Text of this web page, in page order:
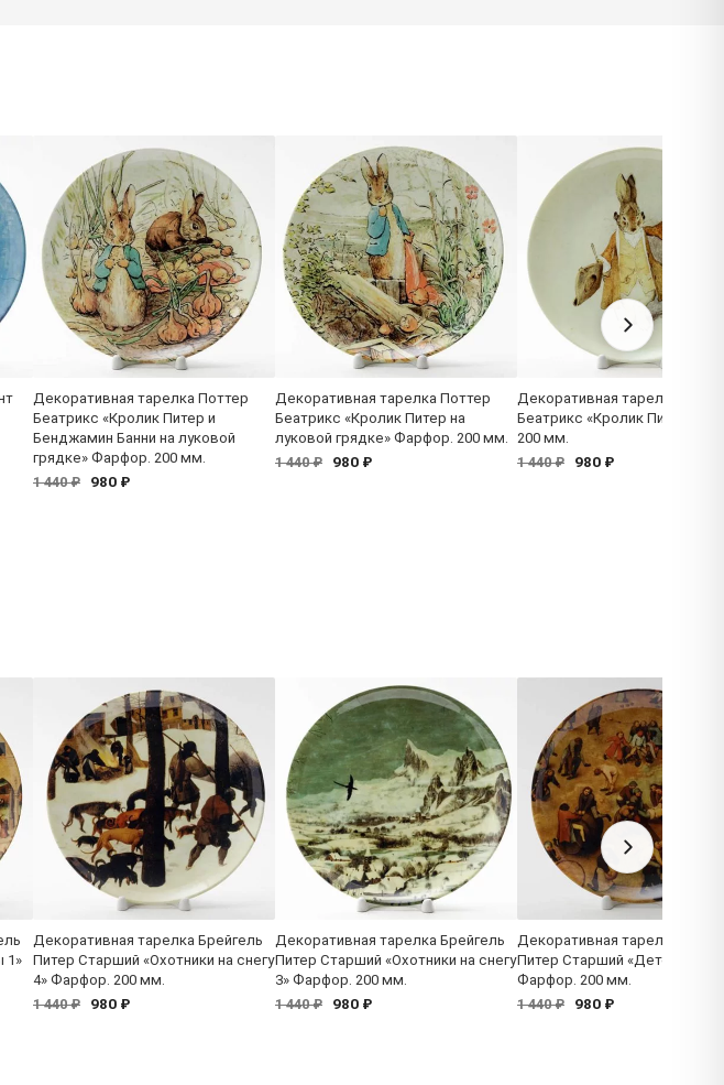
Декоративная тарелка Поттер
Беатрикс «Кролик Питер и
Бенджамин Банни на луковой
грядке» Фарфор. 200 мм.
1 440 ₽
980 ₽
Декоративная тарелка Поттер
Беатрикс «Кролик Питер на
луковой грядке» Фарфор. 200 мм.
1 440 ₽
980 ₽
Декоративная тарелка
Беатрикс «Кролик Питер»
200 мм.
1 440 ₽
980 ₽
1»
Декоративная тарелка Брейгель
Питер Старший «Охотники на снегу
4» Фарфор. 200 мм.
1 440 ₽
980 ₽
Декоративная тарелка Брейгель
Питер Старший «Охотники на снегу
3» Фарфор. 200 мм.
1 440 ₽
980 ₽
Декоративная тарелка
Питер Старший «Детские
Фарфор. 200 мм.
1 440 ₽
980 ₽